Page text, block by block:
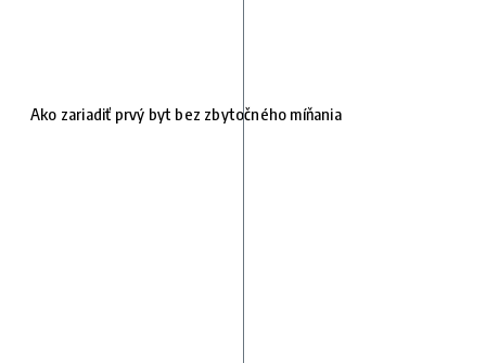
Ako zariadiť prvý byt bez zbytočného míňania